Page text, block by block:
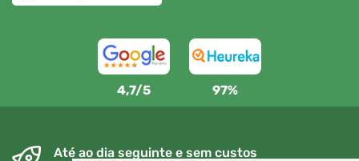
4,7/5 97%
Até ao dia seguinte e sem custos